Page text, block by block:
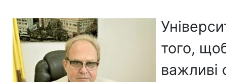
того,
важливі